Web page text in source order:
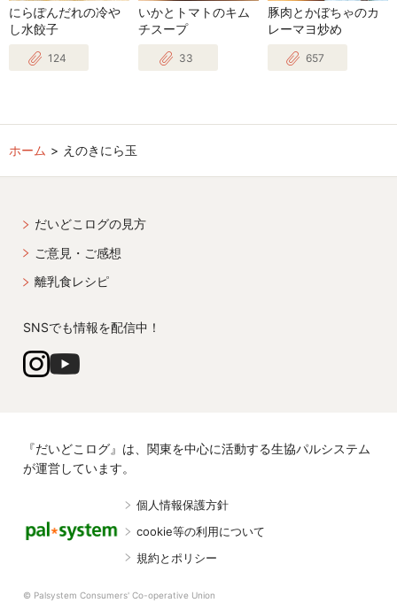
にらぽんだれの冷や
し水餃子
124
いかとトマトのキム
チスープ
33
豚肉とかぼちゃのカ
レーマヨ炒め
657
ホーム えのきにら玉
だいどこログの見方
ご意見・ご感想
離乳食レシピ
SNSでも情報を配信中！
『だいどこログ』は、関東を中心に活動する生協パルシステム
が運営しています。
個人情報保護方針
cookie等の利用について
規約とポリシー
© Palsystem Consumers' Co-operative Union